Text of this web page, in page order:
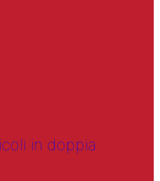
in doppia